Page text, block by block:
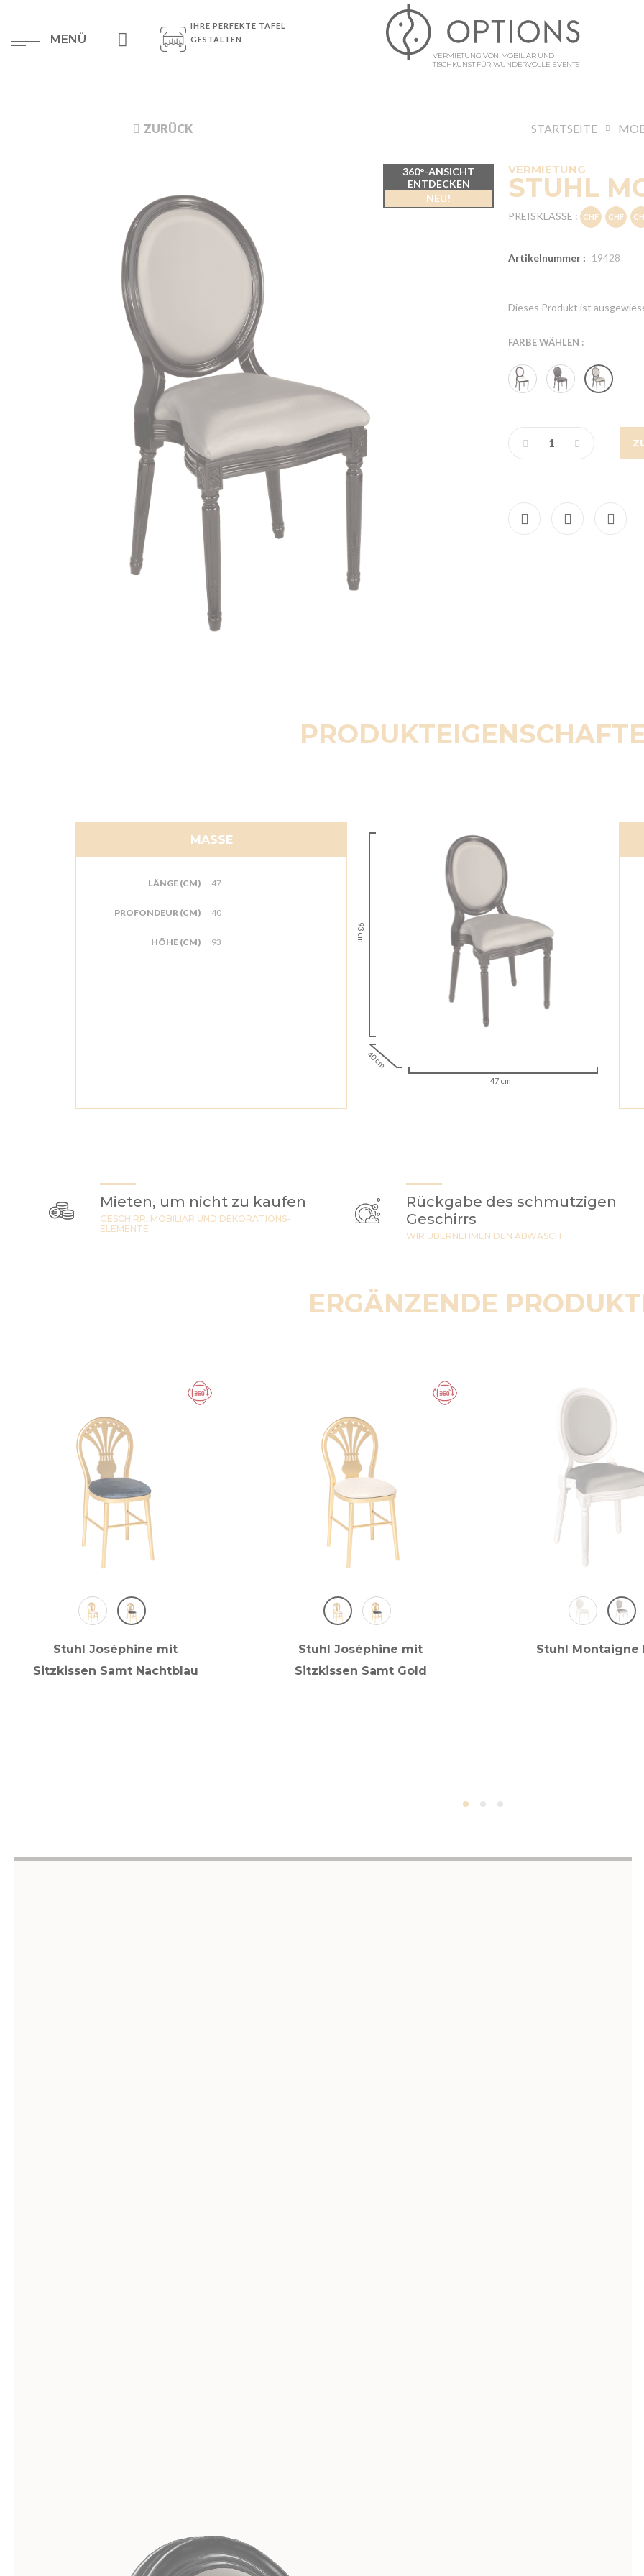
MENÜ
IHRE PERFEKTE TAFEL
GESTALTEN
VERMIETUNG VON MOBILIAR UND
TISCHKUNST FÜR WUNDERVOLLE EVENTS
ZURÜCK STARTSEITE
VERMIETUNG
STUHL
PREISKLASSE :
Artikelnummer : 19428
Dieses Produkt ist
FARBE WÄHLEN :
360°-ANSICHT
ENTDECKEN
NEU!
MASSE
LÄNGE (CM) 47
PROFONDEUR (CM) 40
HÖHE (CM) 93 93 cm
40 cm
47 cm
Mieten, um nicht zu kaufen
GESCHIRR, MOBILIAR UND DEKORATIONS-
ELEMENTE
Rückgabe des schmutzigen
Geschirrs
WIR ÜBERNEHMEN DEN ABWASCH
ERGÄNZENDE
Stuhl Joséphine mit
Sitzkissen Samt Nachtblau
Stuhl Joséphine mit
Sitzkissen Samt Gold
Stuhl Montaigne